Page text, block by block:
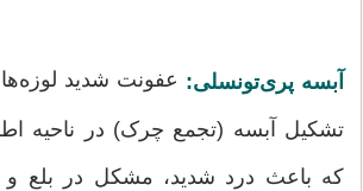
آبسه پری‌تونسلی: عفونت شدید
تشکیل آبسه (تجمع چرک) در ناحیه
که باعث درد شدید، مشکل در بلع و